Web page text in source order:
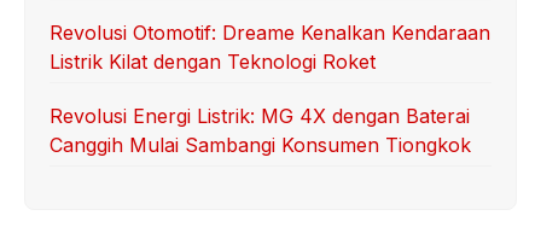
Revolusi Otomotif: Dreame Kenalkan Kendaraan
Listrik Kilat dengan Teknologi Roket
Revolusi Energi Listrik: MG 4X dengan Baterai
Canggih Mulai Sambangi Konsumen Tiongkok